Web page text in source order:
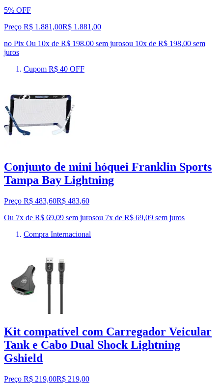
5% OFF
Preço R$ 1.881,00R$ 1.881 ,00
no Pix Ou 10x de R$ 198,00 sem jurosou 10x de R$ 198,00 sem
juros
Cupom R$ 40 OFF
Conjunto de mini hóquei Franklin Sports
Tampa Bay Lightning
Preço R$ 483,60R$ 483,60
Ou 7x de R$ 69,09 sem jurosou 7x de R$ 69,09 sem juros
Compra Internacional
Kit compatível com Carregador Veicular
Tank e Cabo Dual Shock Lightning
Gshield
Preço R$ 219,00R$ 219,00